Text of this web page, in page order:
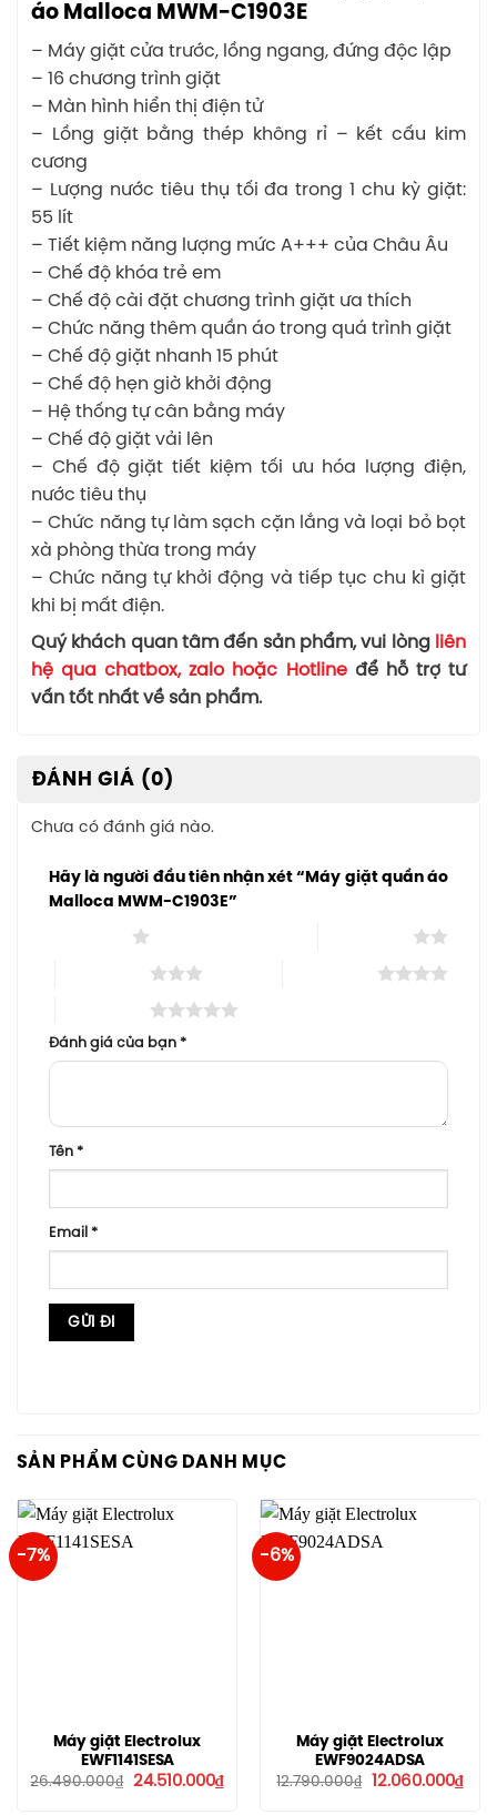
áo Malloca MWM-C1903E
– Máy giặt cửa trước, lồng ngang, đứng độc lập
– 16 chương trình giặt
– Màn hình hiển thị điện tử
– Lồng giặt bằng thép không rỉ – kết cấu kim
cương
– Lượng nước tiêu thụ tối đa trong 1 chu kỳ giặt:
55 lít
– Tiết kiệm năng lượng mức A+++ của Châu Âu
– Chế độ khóa trẻ em
– Chế độ cài đặt chương trình giặt ưa thích
– Chức năng thêm quần áo trong quá trình giặt
– Chế độ giặt nhanh 15 phút
– Chế độ hẹn giờ khởi động
– Hệ thống tự cân bằng máy
– Chế độ giặt vải lên
– Chế độ giặt tiết kiệm tối ưu hóa lượng điện,
nước tiêu thụ
– Chức năng tự làm sạch cặn lắng và loại bỏ bọt
xà phòng thừa trong máy
– Chức năng tự khởi động và tiếp tục chu kì giặt
khi bị mất điện.
Quý khách quan tâm đến sản phẩm, vui lòng liên
hệ qua chatbox, zalo hoặc Hotlineđể hỗ trợ tư
vấn tốt nhất về sản phẩm.
ĐÁNH GIÁ (0)
Chưa có đánh giá nào.
Hãy là người đầu tiên nhận xét “Máy giặt quần áo
Malloca MWM-C1903E”
Đánh giá của bạn *
Tên *
Email *
SẢN PHẨM CÙNG DANH MỤC
-7%
Máy giặt Electrolux
EWF1141SESA
26.490.000₫
Giá
24.510.000₫Giá
hiện
-6%
Máy giặt Electrolux
EWF9024ADSA
12.790.000₫
Giá
12.060.000₫Giá
hiện